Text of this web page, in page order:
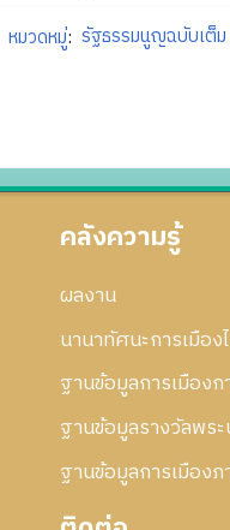
หมวดหมู่: รัฐธรรมนูญฉบับเต็ม
คลังความรู้
ผลงาน
นานาทัศนะการเมือง
ฐานข้อมูลการเมือง
ฐานข้อมูลรางวัลพระ
ฐานข้อมูลการเมือง